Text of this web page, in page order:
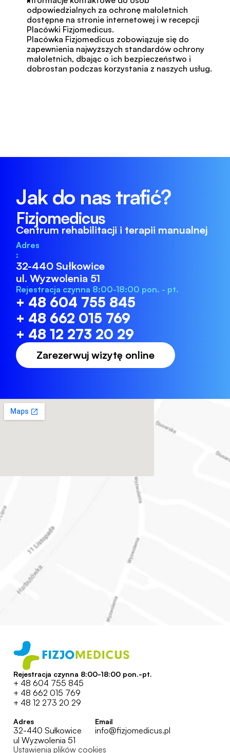
odpowiedzialnych za ochronę małoletnich
dostępne na stronie internetowej i w recepcji
Placówki Fizjomedicus.
Placówka Fizjomedicus zobowiązuje się do
zapewnienia najwyższych standardów ochrony
małoletnich, dbając o ich bezpieczeństwo i
dobrostan podczas korzystania z naszych usług.
Jak do nas trafić?
Fizjomedicus
Centrum rehabilitacji i terapii manualnej
Adres
:
32-440 Sułkowice
ul. Wyzwolenia 51
Rejestracja czynna 8:00-18:00 pon. - pt.
+ 48 604 755 845
+ 48 662 015 769
+ 48 12 273 20 29
Zarezerwuj wizytę online
Rejestracja czynna 8:00-18:00 pon.-pt.
+ 48 604 755 845
+ 48 662 015 769
+ 48 12 273 20 29
Adres
32-440 Sułkowice
ul Wyzwolenia 51
Email
info@fizjomedicus.pl
Ustawienia plików cookies